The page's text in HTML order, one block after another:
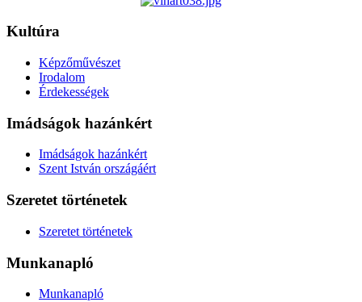
Kultúra
Képzőművészet
Irodalom
Érdekességek
Imádságok hazánkért
Imádságok hazánkért
Szent István országáért
Szeretet történetek
Szeretet történetek
Munkanapló
Munkanapló